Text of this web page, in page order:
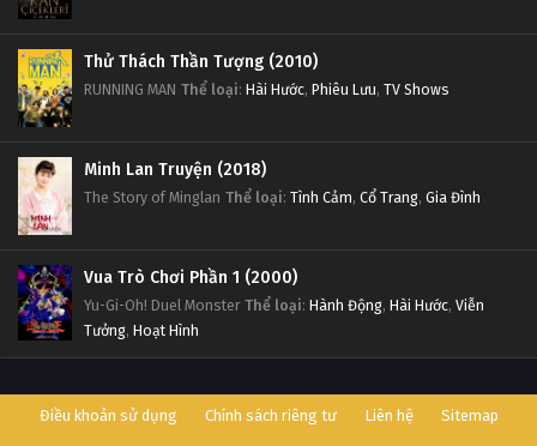
Thử Thách Thần Tượng (2010)
RUNNING MAN Thể loại: Hài Hước, Phiêu Lưu, TV Shows
Minh Lan Truyện (2018)
The Story of Minglan Thể loại: Tình Cảm, Cổ Trang, Gia Đình
Vua Trò Chơi Phần 1 (2000)
Yu-Gi-Oh! Duel Monster Thể loại: Hành Động, Hài Hước, Viễn
Tưởng, Hoạt Hình
Điều khoản sử dụng Chính sách riêng tư Liên hệ Sitemap